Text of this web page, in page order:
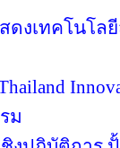
ดงเทคโนโ
ม